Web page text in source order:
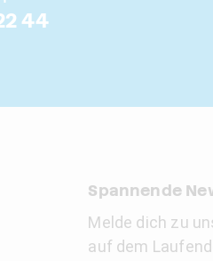
44
Spannende
Melde dich zu
auf dem